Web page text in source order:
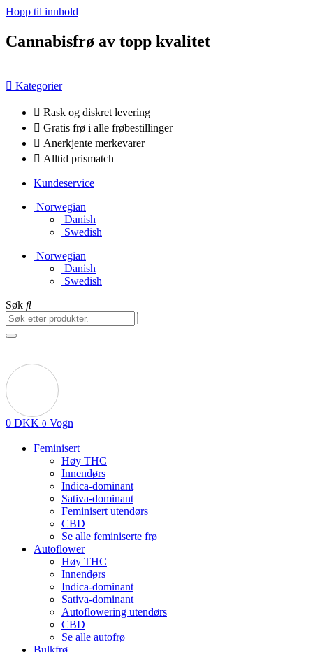
Hopp til innhold
Cannabisfrø av topp kvalitet
Kategorier
Rask og diskret levering
Gratis frø i alle frøbestillinger
Anerkjente merkevarer
Alltid prismatch
Kundeservice
Norwegian
Danish
Swedish
Norwegian
Danish
Swedish
Søk
0 DKK 0 Vogn
Feminisert
Høy THC
Innendørs
Indica-dominant
Sativa-dominant
Feminisert utendørs
CBD
Se alle feminiserte frø
Autoflower
Høy THC
Innendørs
Indica-dominant
Sativa-dominant
Autoflowering utendørs
CBD
Se alle autofrø
Bulkfrø